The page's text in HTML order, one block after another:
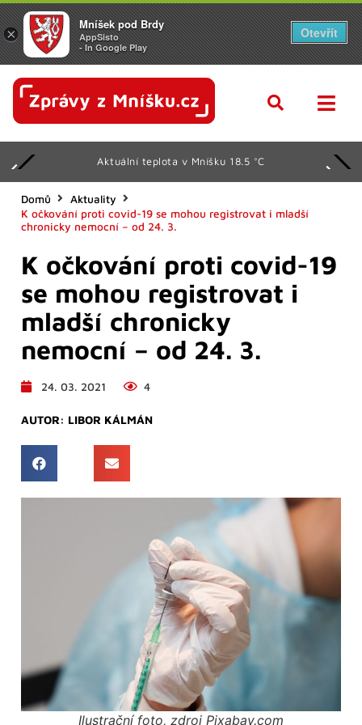
Aktuální teplota v Mníšku 18.5 °C
Domů
Aktuality
K očkování proti covid-19 se mohou registrovat i mladší
chronicky nemocní – od 24. 3.
K očkování proti covid-19
se mohou registrovat i
mladší chronicky
nemocní – od 24. 3.
24. 03. 2021 4
AUTOR: LIBOR KÁLMÁN
Ilustrační foto, zdroj Pixabay.com
×
Mníšek pod Brdy
AppSisto
- In Google Play
Otevřít